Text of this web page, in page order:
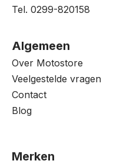
Tel. 0299-820158
Algemeen
Over Motostore
Veelgestelde vragen
Contact
Blog
Merken